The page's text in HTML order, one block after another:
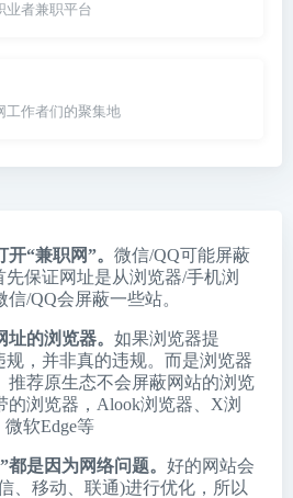
业者兼职平台
工作者们的聚集地
“兼职网”。 微信/QQ可能屏蔽
先保证网址是从浏览器/手机浏
/QQ会屏蔽一些站。
的浏览器。 如果浏览器提
规，并非真的违规。而是浏览器
推荐原生态不会屏蔽网站的浏览
浏览器， Alook浏览器
X浏
微软Edge等
是因为网络问题。 好的网站会
、移动、联通)进行优化，所以